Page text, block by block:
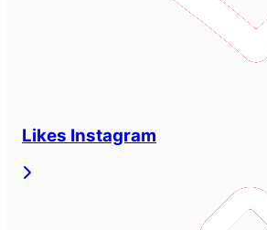
Likes Instagram